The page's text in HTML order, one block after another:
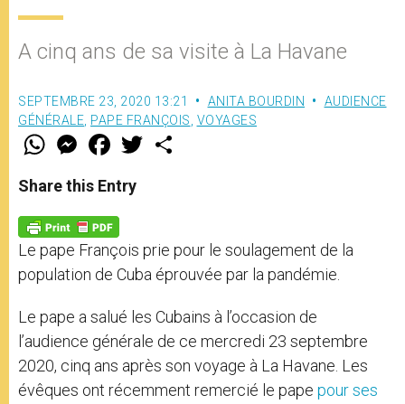
A cinq ans de sa visite à La Havane
SEPTEMBRE 23, 2020 13:21 ANITA BOURDIN
AUDIENCE
GÉNÉRALE PAPE FRANÇOIS VOYAGES
W
t
s
p
p
M
e
s
e
g
e
r
F
a
e
b
o
k
w
Share this Entry
Le pape François prie pour le soulagement de la
population de Cuba éprouvée par la pandémie.
Le pape a salué les Cubains à l’occasion de
l’audience générale de ce mercredi 23 septembre
2020, cinq ans après son voyage à La Havane. Les
évêques ont récemment remercié le pape pour ses